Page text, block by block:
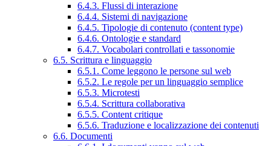
6.4.3. Flussi di interazione
6.4.4. Sistemi di navigazione
6.4.5. Tipologie di contenuto (content type)
6.4.6. Ontologie e standard
6.4.7. Vocabolari controllati e tassonomie
6.5. Scrittura e linguaggio
6.5.1. Come leggono le persone sul web
6.5.2. Le regole per un linguaggio semplice
6.5.3. Microtesti
6.5.4. Scrittura collaborativa
6.5.5. Content critique
6.5.6. Traduzione e localizzazione dei contenuti
6.6. Documenti